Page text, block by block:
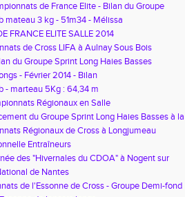
de France Elite - Bilan du Groupe
mateau 3 kg - 51m34 - Mélissa
FRANCE ELITE SALLE 2014
de Cross LIFA à Aulnay Sous Bois
du Groupe Sprint Long Haies Basses
- Février 2014 - Bilan
- marteau 5Kg : 64,34 m
Régionaux en Salle
du Groupe Sprint Long Haies Basses à la
du CDOA » à Nogent sur Oise.
Régionaux de Cross à Longjumeau
Entraîneurs
des "Hivernales du CDOA" à Nogent sur
de Nantes
de l'Essonne de Cross - Groupe Demi-fond